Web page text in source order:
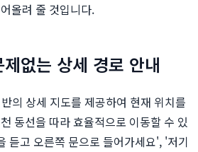
올려 줄 것입니다.
없는 상세 경로 안내
의 상세 지도를 제공하여 현재 위치를
동선을 따라 효율적으로 이동할 수 있
듣고 오른쪽 문으로 들어가세요', '저기